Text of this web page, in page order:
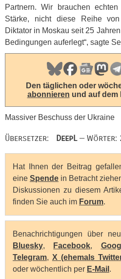
Partnern. Wir brauchen
Stärke, nicht diese Reihe
Diktator in Moskau seit 25
Bedingungen auferlegt“, sagte
Den täglichen oder
abonnieren und auf dem
Massiver Beschuss der Ukraine
Übersetzer: DeepL— Wörter:
Hat Ihnen der Beitrag
eine Spende in Betracht
Diskussionen zu diesem
finden Sie auch im Forum.
Benachrichtigungen über
Bluesky, Facebook,
Telegram, X (ehemals
oder wöchentlich per E-Mail .